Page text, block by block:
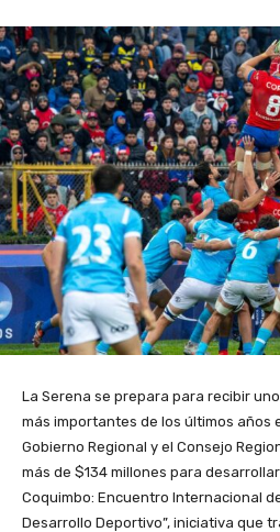
La Serena se prepara para recibir
más importantes de los últimos años
Gobierno Regional y el Consejo
más de $134 millones para
Coquimbo: Encuentro Internacional
Desarrollo Deportivo”, iniciativa que